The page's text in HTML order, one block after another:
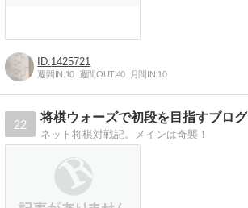
1425721
週間IN:10 週間OUT:40 月間IN:10
22
将棋ウォーズで初段を目指すブログ
ネット将棋対戦記。メインは奇襲！